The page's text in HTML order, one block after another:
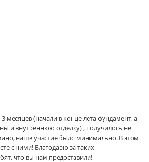
месяцев (начали в конце лета фундамент, а
и внутреннюю отделку) , получилось не
наше участие было минимально. В этом
с ними! Благодарю за таких
что вы нам предоставили!